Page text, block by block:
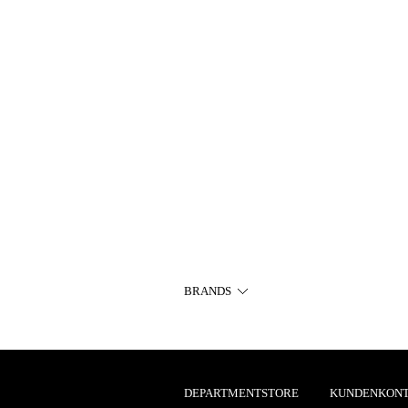
BRANDS
DEPARTMENTSTORE